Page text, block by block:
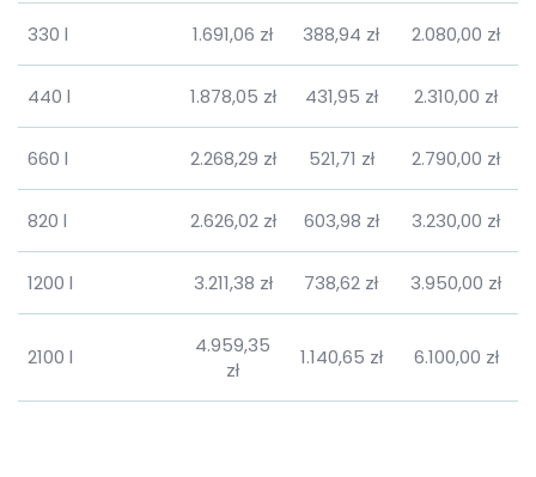
330 l 1.691,06 zł 388,94 zł 2.080,00 zł
440 l 1.878,05 zł 431,95 zł 2.310,00 zł
660 l 2.268,29 zł 521,71 zł 2.790,00 zł
820 l 2.626,02 zł 603,98 zł 3.230,00 zł
1200 l 3.211,38 zł 738,62 zł 3.950,00 zł
2100 l
4.959,35
zł
1.140,65 zł 6.100,00 zł